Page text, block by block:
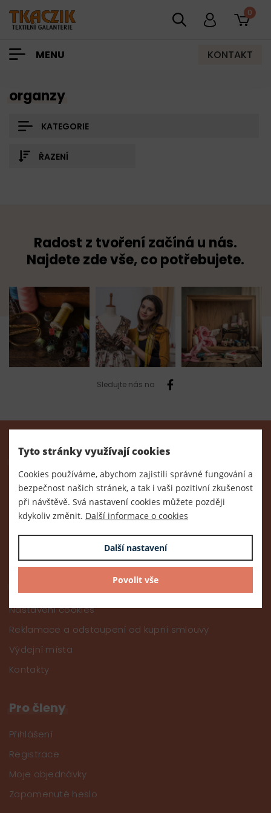
0
MENU KONTAKT
KATEGORIE
organzy
ŘAZENÍ
Radost z tvoření začíná u nás.
Najdete zde vše, co potřebujete.
Sledujte nás na
O nákupu
O nákupu
Doprava a platba
Obchodní podmínky
Zpracování osobních údajů
Nastavení cookies
Reklamace a odstoupení od kupní smlouvy
Výdejní místa
Kontakty
Pro členy
Přihlášení
Registrace
Moje objednávky
Zapomenuté heslo
Tyto stránky využívají cookies
Cookies používáme, abychom zajistili správné fungování a
bezpečnost našich stránek, a tak i vaši pozitivní zkušenost
při návštěvě. Svá nastavení cookies můžete později
kdykoliv změnit. Další informace o cookies
Další nastavení
Povolit vše